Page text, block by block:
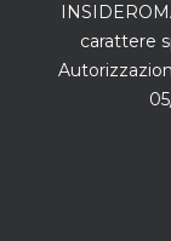
carattere